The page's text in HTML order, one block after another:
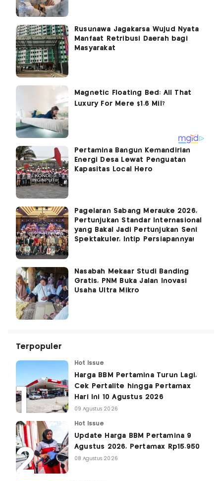
Rusunawa Jagakarsa Wujud Nyata
Manfaat Retribusi Daerah bagi
Masyarakat
Pertamina Bangun Kemandirian
Energi Desa Lewat Penguatan
Kapasitas Local Hero
Pagelaran Sabang Merauke 2026,
Pertunjukan Standar Internasional
yang Bakal Jadi Pertunjukan Seni
Spektakuler, Intip Persiapannya!
Nasabah Mekaar Studi Banding
Gratis, PNM Buka Jalan Inovasi
Usaha Ultra Mikro
Terpopuler
Hot Issue
Harga BBM Pertamina Turun Lagi,
Cek Pertalite hingga Pertamax
Hari Ini 10 Agustus 2026
09 Agustus 2026
Hot Issue
Update Harga BBM Pertamina 9
Agustus 2026, Pertamax Rp15.950
08 Agustus 2026